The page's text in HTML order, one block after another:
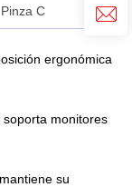
Pinza C
ergonómica
monitores
su